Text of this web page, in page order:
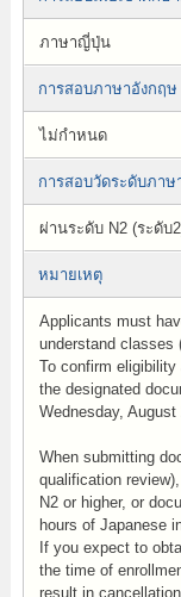
ภาษาญี่ปุ่น
การสอบภาษาอังกฤษ
ไม่กำหนด
การสอบวัดระดับภา
ผ่านระดับ N2 (ระดับ
หมายเหตุ
Applicants must
understand classes
To confirm
the designated
Wednesday,
When submitting
qualification
N2 or higher, or
hours of Japanese
If you expect to
the time of
result in